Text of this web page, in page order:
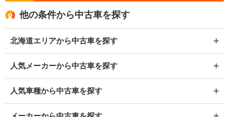
他の条件から中古車を探す
北海道エリアから中古車を探す
人気メーカーから中古車を探す
人気車種から中古車を探す